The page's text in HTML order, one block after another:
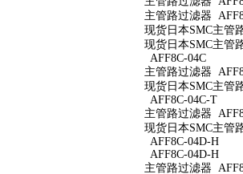
主管路过滤器
现货日本SMC主管
现货日本SMC主管
AFF8C-04C
主管路过滤器
现货日本SMC主管
AFF8C-04C-T
主管路过滤器
现货日本SMC主管
AFF8C-04D-H
AFF8C-04D-H
主管路过滤器